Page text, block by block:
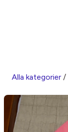
Alla kategorier /